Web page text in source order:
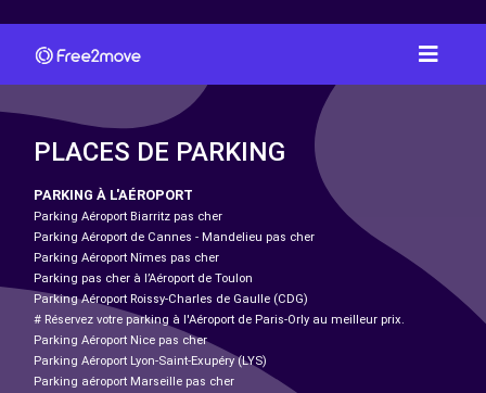
PLACES DE PARKING
PARKING À L'AÉROPORT
Parking Aéroport Biarritz pas cher
Parking Aéroport de Cannes - Mandelieu pas cher
Parking Aéroport Nîmes pas cher
Parking pas cher à l’Aéroport de Toulon
Parking Aéroport Roissy-Charles de Gaulle (CDG)
# Réservez votre parking à l'Aéroport de Paris-Orly au meilleur prix.
Parking Aéroport Nice pas cher
Parking Aéroport Lyon-Saint-Exupéry (LYS)
Parking aéroport Marseille pas cher